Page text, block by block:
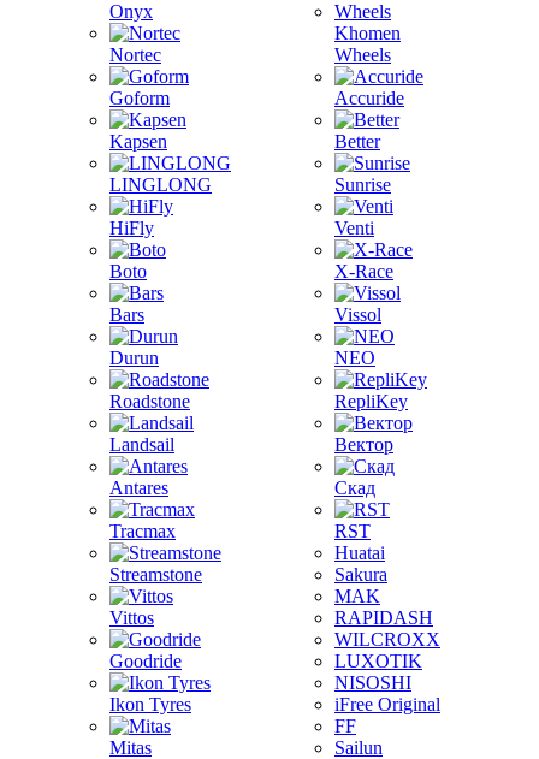
Onyx
Nortec
Goform
Kapsen
LINGLONG
HiFly
Boto
Bars
Durun
Roadstone
Landsail
Antares
Tracmax
Streamstone
Vittos
Goodride
Ikon Tyres
Mitas
Khomen
Wheels
Accuride
Better
Sunrise
Venti
X-Race
Vissol
NEO
RepliKey
Вектор
Скад
RST
Huatai
Sakura
MAK
RAPIDASH
WILCROXX
LUXOTIK
NISOSHI
iFree Original
FF
Sailun